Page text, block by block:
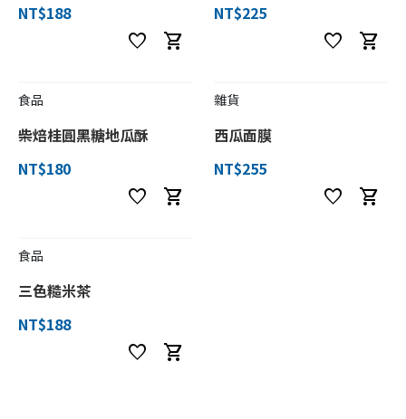
NT$188
favorite shopping_cart
NT$225
favorite shopping_cart
食品
柴焙桂圓黑糖地瓜酥
NT$180
favorite shopping_cart
雜貨
西瓜面膜
NT$255
favorite shopping_cart
食品
三色糙米茶
NT$188
favorite shopping_cart